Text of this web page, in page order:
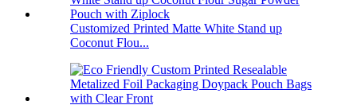
Customized Printed Matte White Stand up
Coconut Flou...